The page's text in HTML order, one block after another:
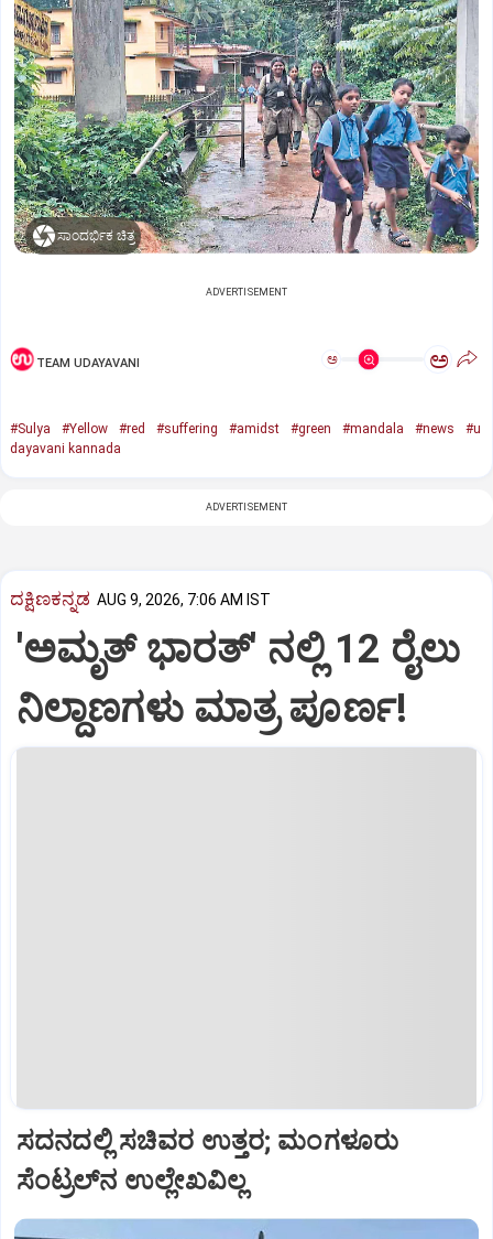
ಸಾಂದರ್ಭಿಕ ಚಿತ್ರ
ADVERTISEMENT
TEAM UDAYAVANI ಅ ಅ
#Sulya #Yellow #red #suffering #amidst #green #mandala #news
#u
dayavani kannada
ADVERTISEMENT
ದಕ್ಷಿಣಕನ್ನಡ AUG 9, 2026, 7:06 AM IST
'ಅಮೃತ್‌ ಭಾರತ್‌' ನಲ್ಲಿ 12 ರೈಲು
ನಿಲ್ದಾಣಗಳು ಮಾತ್ರ ಪೂರ್ಣ!
ಸದನದಲ್ಲಿ ಸಚಿವರ ಉತ್ತರ; ಮಂಗಳೂರು
ಸೆಂಟ್ರಲ್‌ನ ಉಲ್ಲೇಖವಿಲ್ಲ